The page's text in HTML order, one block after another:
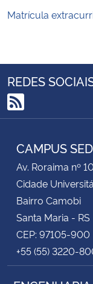
Matrícula
REDES
RSS
CAMPUS
Av. Roraima nº
Cidade
Bairro Camobi
Santa Maria - RS
CEP: 97105-900
+55 (55) 3220-